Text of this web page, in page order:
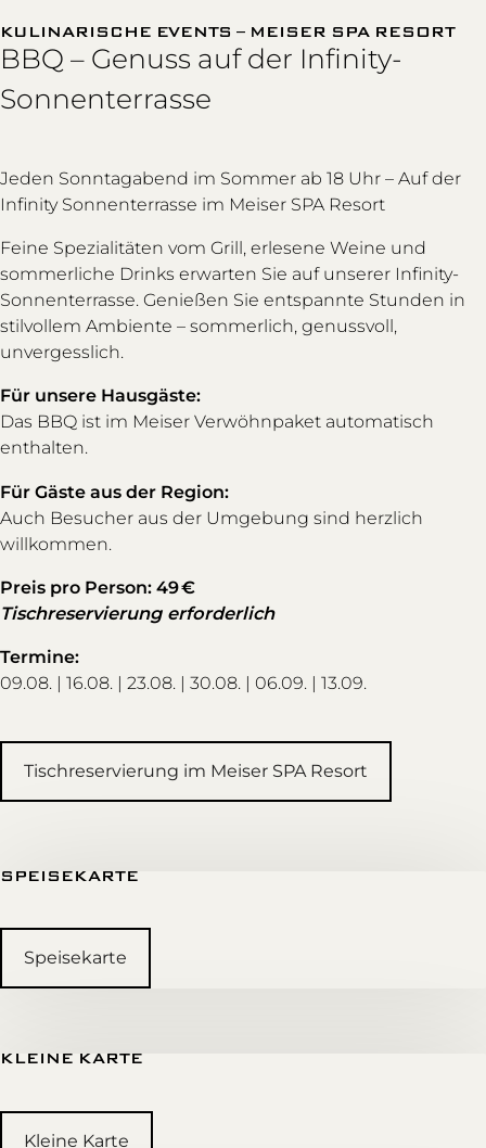
KULINARISCHE EVENTS – MEISER SPA RESORT
BBQ – Genuss auf der Infinity-
Sonnenterrasse
Jeden Sonntagabend im Sommer ab 18 Uhr – Auf der
Infinity Sonnenterrasse im Meiser SPA Resort
Feine Spezialitäten vom Grill, erlesene Weine und
sommerliche Drinks erwarten Sie auf unserer Infinity-
Sonnenterrasse. Genießen Sie entspannte Stunden in
stilvollem Ambiente – sommerlich, genussvoll,
unvergesslich.
Für unsere Hausgäste:
Das BBQ ist im Meiser Verwöhnpaket automatisch
enthalten.
Für Gäste aus der Region:
Auch Besucher aus der Umgebung sind herzlich
willkommen.
Preis pro Person: 49 €
Tischreservierung erforderlich
Termine:
09.08. | 16.08. | 23.08. | 30.08. | 06.09. | 13.09.
Tischreservierung im Meiser SPA Resort
SPEISEKARTE
Speisekarte
KLEINE KARTE
Kleine Karte